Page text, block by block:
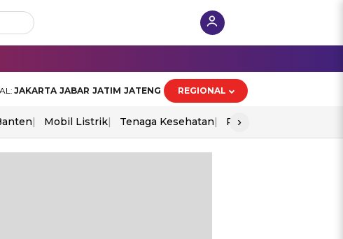
JAKARTA JABAR JATIM JATENG REGIONAL
Mobil Listrik Tenaga Kesehatan Perang As-Iran
›